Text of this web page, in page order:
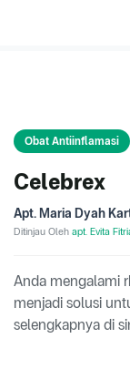
Obat Antiinflamasi
Celebrex
Apt. Maria Dyah
Ditinjau Oleh apt. Evita
Anda mengalami
menjadi solusi
selengkapnya di